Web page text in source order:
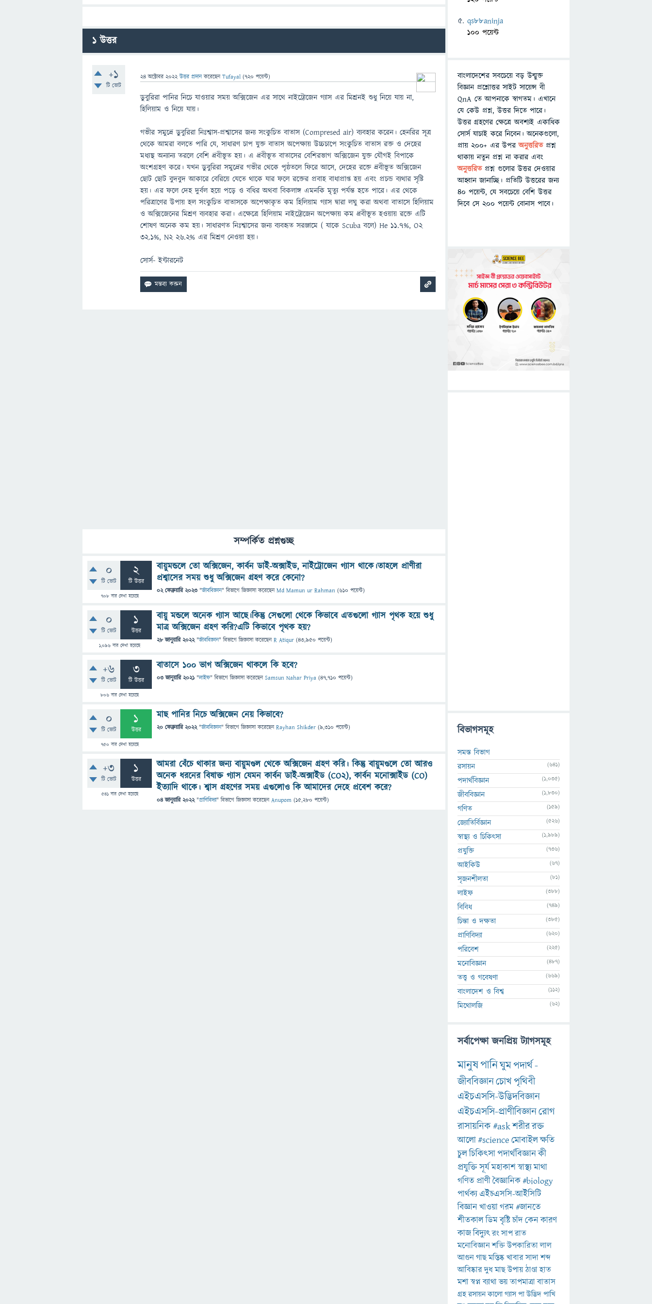
1উত্তর
+1
টি ভোট
24 অক্টোবর 2022 উত্তর প্রদান করেছেনTufayal (720 পয়েন্ট)
ডুবুরিরা পানির নিচে যাওয়ার সময় অক্সিজেন এর সাথে নাইট্রোজেন গ্যাস এর মিশ্রনই শুধু নিয়ে যায় না,
হিলিয়াম ও নিয়ে যায়।
গভীর সমুদ্রে ডুবুরিরা নিঃশ্বাস-প্রশ্বাসের জন্য সংকুচিত বাতাস (Compresed air) ব্যবহার করেন। হেনরির সূত্র
থেকে আমরা বলতে পারি যে, সাধারণ চাপ যুক্ত বাতাস অপেক্ষায় উচ্চচাপে সংকুচিত বাতাস রক্ত ও দেহের
মধ্যস্থ অন্যান্য তরলে বেশি দ্রবীভূত হয়। এ দ্রবীভূত বাতাসের বেশিরভাগ অক্সিজেন যুক্ত যৌগই বিপাকে
অংশগ্রহণ করে। যখন ডুবুরিরা সমুদ্রের গভীর থেকে পৃষ্ঠতলে ফিরে আসে, দেহের রক্তে দ্রবীভূত অক্সিজেন
ছোট ছোট বুদবুদ আকারে বেরিয়ে যেতে থাকে যার ফলে রক্তের প্রবাহ বাধাপ্রাপ্ত হয় এবং প্রচন্ড ব্যথার সৃষ্টি
হয়। এর ফলে দেহ দুর্বল হয়ে পড়ে ও বধির অথবা বিকলাঙ্গ এমনকি মৃত্যু পর্যন্ত হতে পারে। এর থেকে
পরিত্রাণের উপায় হল সংকুচিত বাতাসকে অপেক্ষাকৃত কম হিলিয়াম গ্যাস দ্বারা লঘু করা অথবা বাতাসে হিলিয়াম
ও অক্সিজেনের মিশ্রণ ব্যবহার করা। এক্ষেত্রে হিলিয়াম নাইট্রোজেন অপেক্ষায় কম দ্রবীভূত হওয়ায় রক্তে এটি
শোষণ অনেক কম হয়। সাধারণত নিঃশ্বাসের জন্য ব্যবহৃত সরঞ্জামে ( যাকে Scuba বলে) He 11.7%, O2
32.1%, N2 26.2% এর মিশ্রণ নেওয়া হয়।
সোর্স- ইন্টারনেট
সম্পর্কিত প্রশ্নগুচ্ছ
0
টি ভোট
2
টি উত্তর
708বার দেখা হয়েছে
বায়ুমন্ডলে তো অক্সিজেন, কার্বন ডাই-অক্সাইড, নাইট্রোজেন গ্যাস থাকে।তাহলে প্রাণীরা
প্রশ্বাসের সময় শুধু অক্সিজেন গ্রহণ করে কেনো?
02 ফেব্রুয়ারি 2023 "জীববিজ্ঞান" বিভাগে জিজ্ঞাসাকরেছেনMd Mamun ur Rahman (610 পয়েন্ট)
0
টি ভোট
1
উত্তর
1,096 বার দেখা হয়েছে
বায়ু মন্ডলে অনেক গ্যাস আছে।কিন্তু সেগুলো থেকে কিভাবে এতগুলো গ্যাস পৃথক হয়ে শুধু
মাত্র অক্সিজেন গ্রহণ করি?এটি কিভাবে পৃথক হয়?
28 জানুয়ারি 2022 "জীববিজ্ঞান" বিভাগে জিজ্ঞাসাকরেছেনR Atiqur (43,950 পয়েন্ট)
+6
টি ভোট
3
টি উত্তর
806 বার দেখা হয়েছে
বাতাসে ১০০ ভাগ অক্সিজেন থাকলে কি হবে?
03 জানুয়ারি 2021 "লাইফ" বিভাগে জিজ্ঞাসাকরেছেনSamsun Nahar Priya (47,710 পয়েন্ট)
0
টি ভোট
1
উত্তর
750 বার দেখা হয়েছে
মাছ পানির নিচে অক্সিজেন নেয় কিভাবে?
20 ফেব্রুয়ারি 2022 "জীববিজ্ঞান" বিভাগে জিজ্ঞাসাকরেছেনRayhan Shikder (9,310 পয়েন্ট)
+3
টি ভোট
1
উত্তর
541বার দেখা হয়েছে
আমরা বেঁচে থাকার জন্য বায়ুমণ্ডল থেকে অক্সিজেন গ্রহণ করি। কিন্তু বায়ুমণ্ডলে তো আরও
অনেক ধরনের বিষাক্ত গ্যাস যেমন কার্বন ডাই-অক্সাইড (CO2), কার্বন মনোক্সাইড (CO)
ইত্যাদি থাকে। শ্বাস গ্রহণের সময় এগুলোও কি আমাদের দেহে প্রবেশ করে?
04 জানুয়ারি 2022 "প্রাণিবিদ্যা" বিভাগে জিজ্ঞাসাকরেছেনAnupom (15,280 পয়েন্ট)
qs88aninja
100 পয়েন্ট
বাংলাদেশের সবচেয়ে বড় উন্মুক্ত
বিজ্ঞান প্রশ্নোত্তর সাইট সায়েন্স বী
QnA তে আপনাকে স্বাগতম। এখানে
যে কেউ প্রশ্ন, উত্তর দিতে পারে।
উত্তর গ্রহণের ক্ষেত্রে অবশ্যই একাধিক
সোর্স যাচাই করে নিবেন। অনেকগুলো,
প্রায় ২০০+ এর উপরঅনুত্তরিতপ্রশ্ন
থাকায় নতুন প্রশ্ন না করার এবং
অনুত্তরিত প্রশ্ন গুলোর উত্তর দেওয়ার
আহ্বান জানাচ্ছি। প্রতিটি উত্তরের জন্য
৪০ পয়েন্ট, যে সবচেয়ে বেশি উত্তর
দিবে সে ২০০ পয়েন্ট বোনাস পাবে।
বিভাগসমূহ
সমস্ত বিভাগ
রসায়ন
(641)
পদার্থবিজ্ঞান (1,035)
জীববিজ্ঞান (1,830)
গণিত (159)
জ্যোতির্বিজ্ঞান (526)
স্বাস্থ্য ও চিকিৎসা (1,989)
প্রযুক্তি (736)
আইকিউ (67)
সৃজনশীলতা (81)
লাইফ (388)
বিবিধ (749)
চিন্তা ও দক্ষতা (385)
প্রাণিবিদ্যা (620)
পরিবেশ (225)
মনোবিজ্ঞান (487)
তত্ত্ব ও গবেষণা (669)
বাংলাদেশ ও বিশ্ব (112)
মিথোলজি (62)
সর্বাপেক্ষা জনপ্রিয় ট্যাগসমূহ
মানুষপানিঘুমপদার্থ-
জীববিজ্ঞানচোখপৃথিবী
এইচএসসি-উদ্ভিদবিজ্ঞান
এইচএসসি-প্রাণীবিজ্ঞানরোগ
রাসায়নিক#askশরীররক্ত
আলো#scienceমোবাইলক্ষতি
চুলচিকিৎসাপদার্থবিজ্ঞানকী
প্রযুক্তিসূর্যমহাকাশস্বাস্থ্যমাথা
গণিত প্রাণীবৈজ্ঞানিক#biology
পার্থক্য এইচএসসি-আইসিটি
বিজ্ঞানখাওয়াগরম#জানতে
শীতকালডিমবৃষ্টিচাঁদকেনকারণ
কাজবিদ্যুৎরংসাপরাত
মনোবিজ্ঞানশক্তিউপকারিতালাল
আগুনগাছমস্তিষ্কখাবারসাদাশব্দ
আবিষ্কারদুধমাছউপায়ঠাণ্ডাহাত
মশাস্বপ্নব্যাথাভয়তাপমাত্রাবাতাস
গ্রহরসায়নকালোগ্যাসপাউদ্ভিদপাখি